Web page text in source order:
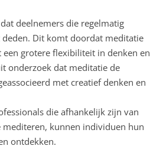
deelnemers die regelmatig
Dit komt doordat meditatie
grotere flexibiliteit in denken en
onderzoek dat meditatie de
met creatief denken en
die afhankelijk zijn van
kunnen individuen hun
ontdekken.